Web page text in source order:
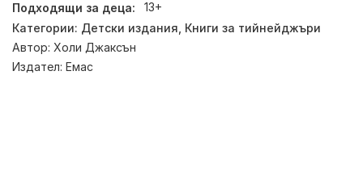
Подходящи за деца:
13+
Категории: Детски издания Книги за тийнейджъри
Автор: Холи Джаксън
Издател: Емас